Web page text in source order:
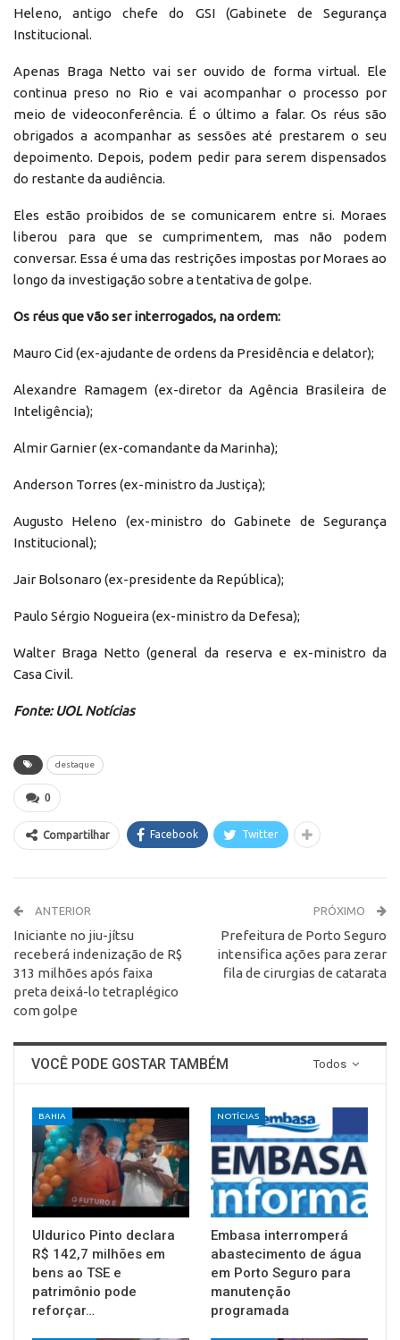
Heleno, antigo chefe do GSI (Gabinete de Segurança
Institucional.
Apenas Braga Netto vai ser ouvido de forma virtual. Ele
continua preso no Rio e vai acompanhar o processo por
meio de videoconferência. É o último a falar. Os réus são
obrigados a acompanhar as sessões até prestarem o seu
depoimento. Depois, podem pedir para serem dispensados
do restante da audiência.
Eles estão proibidos de se comunicarem entre si. Moraes
liberou para que se cumprimentem, mas não podem
conversar. Essa é uma das restrições impostas por Moraes ao
longo da investigação sobre a tentativa de golpe.
Os réus que vão ser interrogados, na ordem:
Mauro Cid (ex-ajudante de ordens da Presidência e delator);
Alexandre Ramagem (ex-diretor da Agência Brasileira de
Inteligência);
Almir Garnier (ex-comandante da Marinha);
Anderson Torres (ex-ministro da Justiça);
Augusto Heleno (ex-ministro do Gabinete de Segurança
Institucional);
Jair Bolsonaro (ex-presidente da República);
Paulo Sérgio Nogueira (ex-ministro da Defesa);
Walter Braga Netto (general da reserva e ex-ministro da
Casa Civil.
Fonte: UOL Notícias
destaque
0
Compartilhar Facebook Twitter
ANTERIOR
Iniciante no jiu-jítsu
receberá indenização de R$
313 milhões após faixa
preta deixá-lo tetraplégico
com golpe
PRÓXIMO
Prefeitura de Porto Seguro
intensifica ações para zerar
fila de cirurgias de catarata
Todos
VOCÊ PODE GOSTAR TAMBÉM
BAHIA
Uldurico Pinto declara
R$ 142,7 milhões em
bens ao TSE e
patrimônio pode
reforçar…
NOTÍCIAS
Embasa interromperá
abastecimento de água
em Porto Seguro para
manutenção
programada